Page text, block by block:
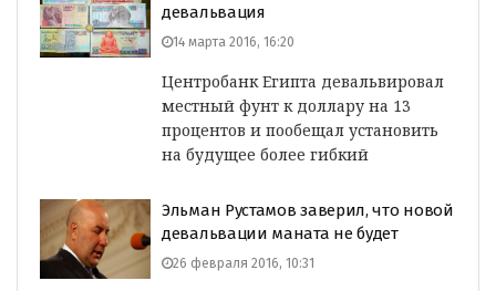
девальвация
14 марта 2016, 16:20
Центробанк Египта девальвировал
местный фунт к доллару на 13
процентов и пообещал установить
на будущее более гибкий
Эльман Рустамов заверил, что новой
девальвации маната не будет
26 февраля 2016, 10:31